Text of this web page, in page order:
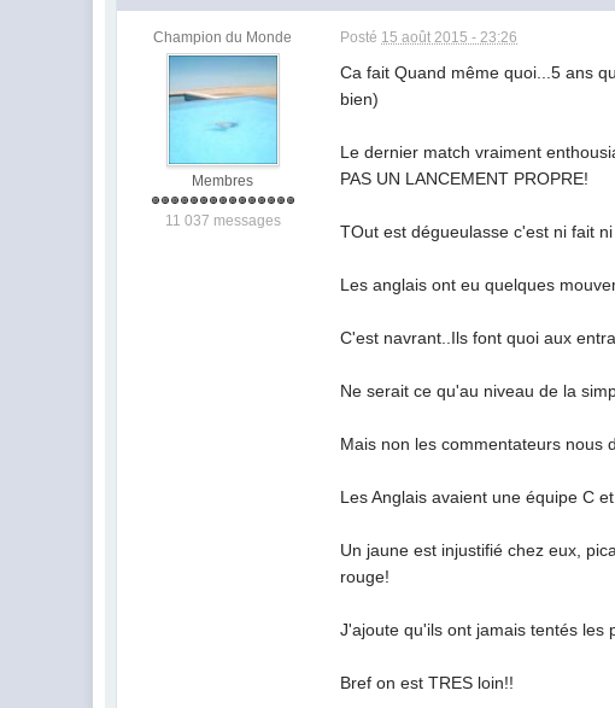
Champion du Monde
Membres
11 037 messages
Posté 15 août 2015 - 23:26
Ca fait Quand même quoi...5 ans
bien)
Le dernier match vraiment
PAS UN LANCEMENT PROPRE!
TOut est dégueulasse c'est ni fait
Les anglais ont eu quelques
C'est navrant..Ils font quoi aux
Ne serait ce qu'au niveau de la
Mais non les commentateurs nous
Les Anglais avaient une équipe C
Un jaune est injustifié chez eux,
rouge!
J'ajoute qu'ils ont jamais tentés les
Bref on est TRES loin!!